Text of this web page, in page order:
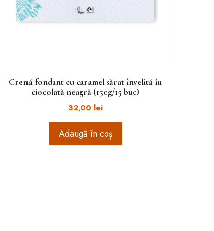
Cremă fondant cu caramel sărat învelită în
ciocolată neagră (150g/15 buc)
32,00 lei
Adaugă în coș